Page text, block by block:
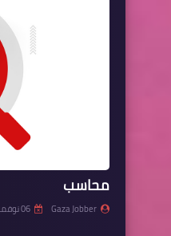
محاسب
Gaza Jobber 06 نوفمبر 2025